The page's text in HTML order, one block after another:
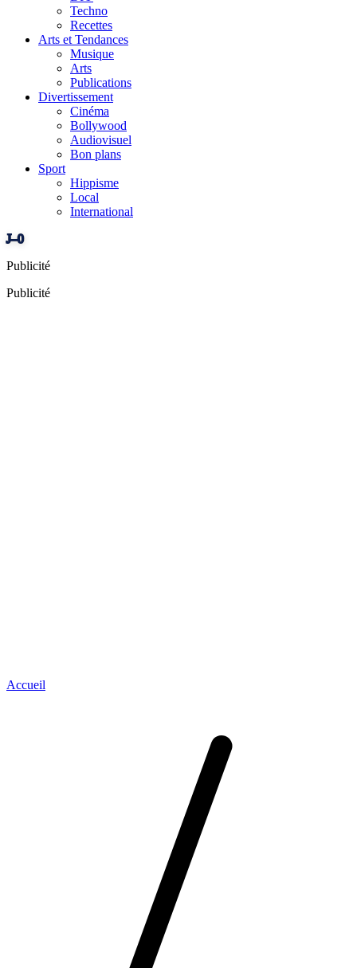
Techno
Recettes
Arts et Tendances
Musique
Arts
Publications
Divertissement
Cinéma
Bollywood
Audiovisuel
Bon plans
Sport
Hippisme
Local
International
J–0
Publicité
Publicité
Accueil